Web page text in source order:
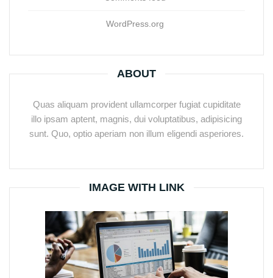
WordPress.org
ABOUT
Quas aliquam provident ullamcorper fugiat cupiditate
illo ipsam aptent, magnis, dui voluptatibus, adipisicing
sunt. Quo, optio aperiam non illum eligendi asperiores.
IMAGE WITH LINK